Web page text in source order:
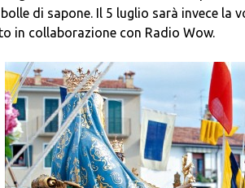
di sapone. Il 5 luglio sarà invece la
in collaborazione con Radio Wow.